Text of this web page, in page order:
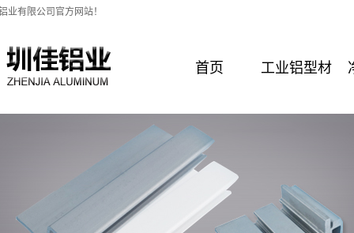
业有限公司官方网站！
首页 工业铝型材